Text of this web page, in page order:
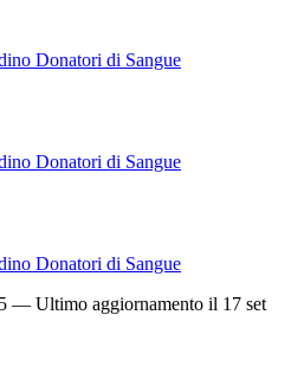
Donatori di Sangue
Donatori di Sangue
Donatori di Sangue
— Ultimo aggiornamento il 17 set